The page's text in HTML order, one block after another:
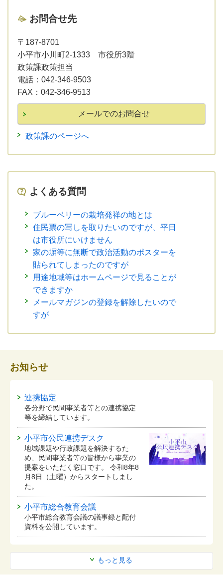
お問合せ先
〒187-8701
小平市小川町2-1333 市役所3階
政策課政策担当
電話： 042-346-9503
FAX： 042-346-9513
政策課のページへ
よくある質問
ブルーベリーの栽培発祥の地とは
住民票の写しを取りたいのですが、平日
は市役所にいけません
家の塀等に無断で政治活動のポスターを
貼られてしまったのですが
用途地域等はホームページで見ることが
できますか
メールマガジンの登録を解除したいので
すが
お知らせ
もっと見る
連携協定
各分野で民間事業者等との連携協定
等を締結しています。
小平市公民連携デスク
地域課題や行政課題を解決するた
め、民間事業者等の皆様から事業の
提案をいただく窓口です。 令和8年8
月8日（土曜）からスタートしまし
た。
小平市総合教育会議
小平市総合教育会議の議事録と配付
資料を公開しています。